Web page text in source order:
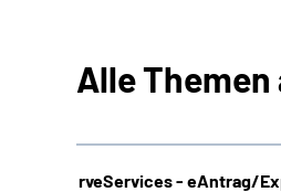
Alle
rveServices - eAntrag/